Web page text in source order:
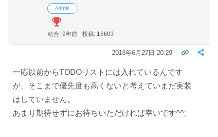
Admin
結合: 9年前 投稿: 18603
2018年6月27日 20:29
一応以前からTODOリストには入れているんです
が、そこまで優先度も高くないと考えていまだ実装
はしていません。
あまり期待せずにお待ちいただければ幸いです^^;